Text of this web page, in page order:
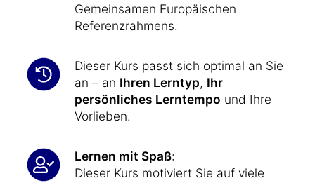
Gemeinsamen Europäischen
Referenzrahmens.
Dieser Kurs passt sich optimal an Sie
an – an Ihren Lerntyp, Ihr
persönliches Lerntempo und Ihre
Vorlieben.
Lernen mit Spaß:
Dieser Kurs motiviert Sie auf viele